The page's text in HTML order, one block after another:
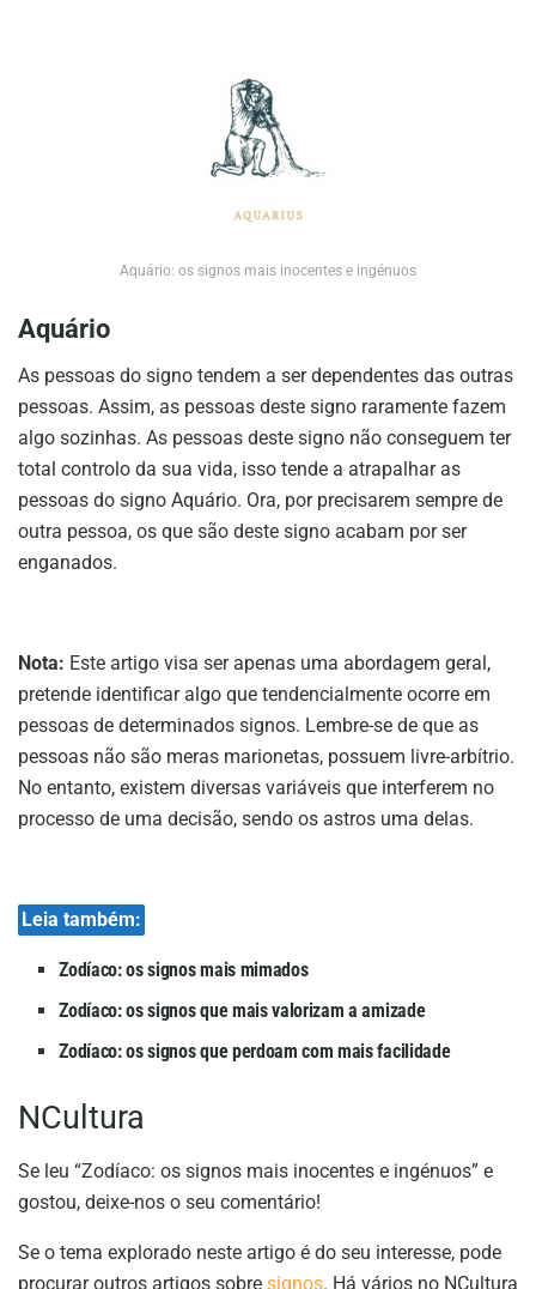
Aquário: os signos mais inocentes e ingénuos
Aquário
As pessoas do signo tendem a ser dependentes das outras
pessoas. Assim, as pessoas deste signo raramente fazem
algo sozinhas. As pessoas deste signo não conseguem ter
total controlo da sua vida, isso tende a atrapalhar as
pessoas do signo Aquário. Ora, por precisarem sempre de
outra pessoa, os que são deste signo acabam por ser
enganados.
Nota: Este artigo visa ser apenas uma abordagem geral,
pretende identificar algo que tendencialmente ocorre em
pessoas de determinados signos. Lembre-se de que as
pessoas não são meras marionetas, possuem livre-arbítrio.
No entanto, existem diversas variáveis que interferem no
processo de uma decisão, sendo os astros uma delas.
Leia também:
Zodíaco: os signos mais mimados
Zodíaco: os signos que mais valorizam a amizade
Zodíaco: os signos que perdoam com mais facilidade
NCultura
Se leu “Zodíaco: os signos mais inocentes e ingénuos” e
gostou, deixe-nos o seu comentário!
Se o tema explorado neste artigo é do seu interesse, pode
procurar outros artigos sobre signos. Há vários no NCultura